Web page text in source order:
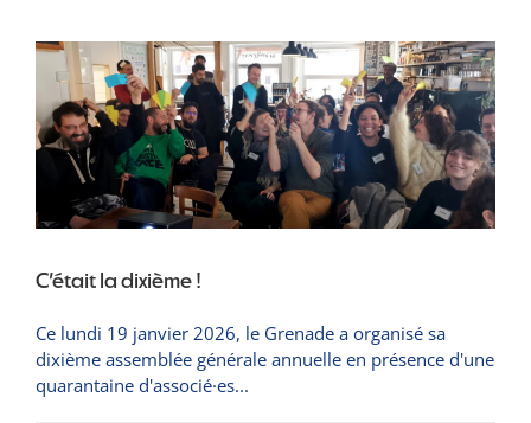
C’était la dixième !
Ce lundi 19 janvier 2026, le Grenade a organisé sa
dixième assemblée générale annuelle en présence d'une
quarantaine d'associé·es